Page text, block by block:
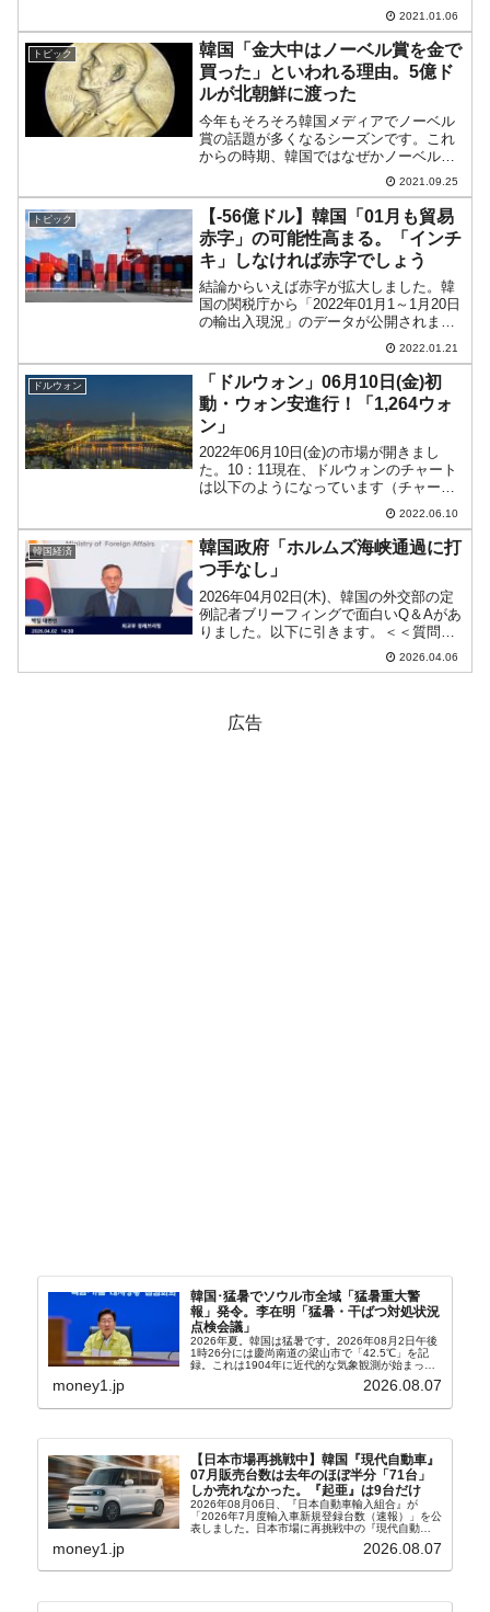
『Investing.com』より引用）。ついに一
時KOSPIは「3,027」までいきまし...
2021.01.06
トピック
韓国「金大中はノーベル賞を金で
買った」といわれる理由。5億ド
ルが北朝鮮に渡った
今年もそろそろ韓国メディアでノーベル
賞の話題が多くなるシーズンです。これ
からの時期、韓国ではなぜかノーベル賞
受賞者が出ないことについて嘆く記事が
毎年紙面を賑わせます。韓国の唯一のノ
ーベル賞受賞者は金大中しかし、韓国人
がノーベル賞を取ったこと...
2021.09.25
トピック
【-56億ドル】韓国「01月も貿易
赤字」の可能性高まる。「インチ
キ」しなければ赤字でしょう
結論からいえば赤字が拡大しました。韓
国の関税庁から「2022年01月1～1月20日
の輸出入現況」のデータが公開されまし
た。2021年12月の貿易収支（輸出 - 輸
入：貿易のもうけを示します）が赤字で
したので、2022年01月も赤字な場合、
「...
2022.01.21
ドルウォン
「ドルウォン」06月10日(金)初
動・ウォン安進行！「1,264ウォ
ン」
2022年06月10日(金)の市場が開きまし
た。10：11現在、ドルウォンのチャート
は以下のようになっています（チャート
は『Investing.com』より引用）。前日は
大きくウォン安方向に進行しました。本
日はそれを受けてのスタートですが、...
2022.06.10
韓国経済
韓国政府「ホルムズ海峡通過に打
つ手なし」
2026年04月02日(木)、韓国の外交部の定
例記者ブリーフィングで面白いQ＆Aがあ
りました。以下に引きます。＜＜質問＞
＞ こんにちは。報道官様、トランプ大統
領が復活祭の行事でホルムズ海峡に関連
2026.04.06
広告
韓国･猛暑でソウル市全域「猛暑重大警
報」発令。李在明「猛暑・干ばつ対処状況
点検会議」
2026年夏。韓国は猛暑です。2026年08月2日午後
1時26分には慶尚南道の梁山市で「42.5℃」を記
録。これは1904年に近代的な気象観測が始まって
以来の韓国史上最高気温です。08月04日には、ソ
ウル市全域への「猛暑重大警報」が発令され...
money1.jp 2026.08.07
【日本市場再挑戦中】韓国『現代自動車』
07月販売台数は去年のほぼ半分「71台」
しか売れなかった。『起亜』は9台だけ
2026年08月06日、『日本自動車輸入組合』が
「2026年7月度輸入車新規登録台数（速報）」を公
表しました。日本市場に再挑戦中の『現代自動
台数はこの中に捉えられているはずです。先月から
money1.jp 2026.08.07